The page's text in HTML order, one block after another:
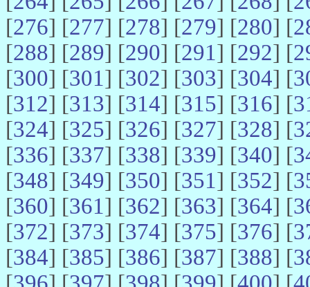
[276] [277] [278] [279] [280] [
[288] [289] [290] [291] [292] [
[300] [301] [302] [303] [304] [
[312] [313] [314] [315] [316] [
[324] [325] [326] [327] [328] [
[336] [337] [338] [339] [340] [
[348] [349] [350] [351] [352] [
[360] [361] [362] [363] [364] [
[372] [373] [374] [375] [376] [
[384] [385] [386] [387] [388] [